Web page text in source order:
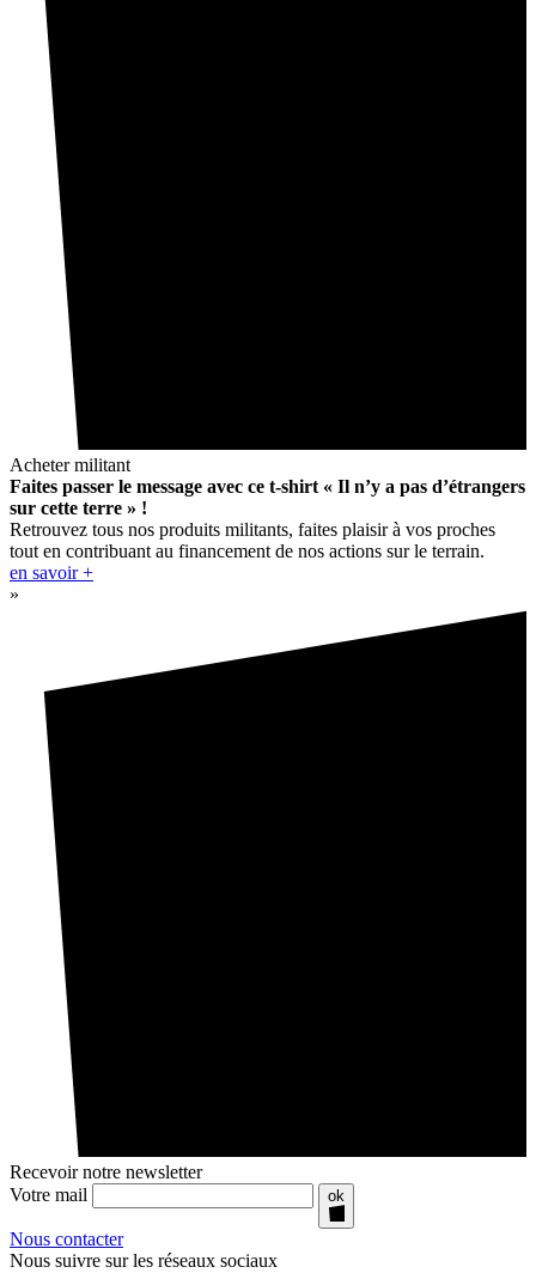
Acheter militant
Faites passer le message avec ce t-shirt « Il n’y a pas d’étrangers
sur cette terre » !
Retrouvez tous nos produits militants, faites plaisir à vos proches
tout en contribuant au financement de nos actions sur le terrain.
en savoir +
»
Recevoir notre newsletter
Votre mail
ok
Nous contacter
Nous suivre sur les réseaux sociaux